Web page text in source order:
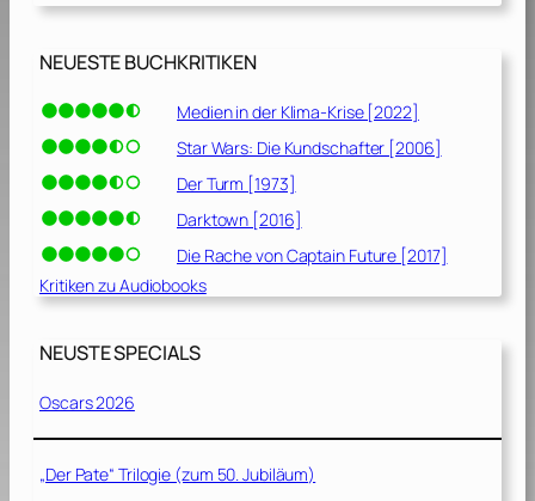
NEUESTE BUCHKRITIKEN
Medien in der Klima-Krise [2022]
Star Wars: Die Kundschafter [2006]
Der Turm [1973]
Darktown [2016]
Die Rache von Captain Future [2017]
Kritiken zu Audiobooks
NEUSTE SPECIALS
Oscars 2026
„Der Pate“ Trilogie (zum 50. Jubiläum)